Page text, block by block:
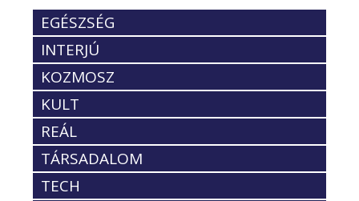
EGÉSZSÉG
INTERJÚ
KOZMOSZ
KULT
REÁL
TÁRSADALOM
TECH